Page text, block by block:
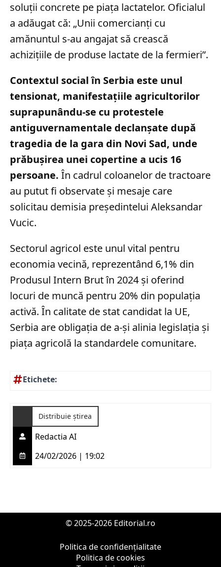
soluții concrete pe piața lactatelor. Oficialul
a adăugat că: „Unii comercianţi cu
amănuntul s-au angajat să crească
achiziţiile de produse lactate de la fermieri”.
Contextul social în Serbia este unul
tensionat, manifestațiile agricultorilor
suprapunându-se cu protestele
antiguvernamentale declanșate după
tragedia de la gara din Novi Sad, unde
prăbușirea unei copertine a ucis 16
persoane. În cadrul coloanelor de tractoare
au putut fi observate și mesaje care
solicitau demisia președintelui Aleksandar
Vucic.
Sectorul agricol este unul vital pentru
economia vecină, reprezentând 6,1% din
Produsul Intern Brut în 2024 și oferind
locuri de muncă pentru 20% din populația
activă. În calitate de stat candidat la UE,
Serbia are obligația de a-și alinia legislația și
piața agricolă la standardele comunitare.
Etichete:
Distribuie știrea
Redactia AI
24/02/2026 | 19:02
© 2025-2026 Editorial.ro
Politica de confidențialitate
Politica de cookies